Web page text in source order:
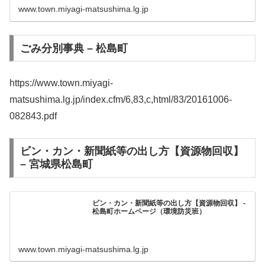
www.town.miyagi-matsushima.lg.jp
ごみ分別事典 – 松島町
https://www.town.miyagi-
matsushima.lg.jp/index.cfm/6,83,c,html/83/20161006-
082843.pdf
ビン・カン・新聞紙等の出し方【資源物回収】
– 宮城県松島町
ビン・カン・新聞紙等の出し方【資源物回収】 -
松島町ホームページ（環境防災班）
www.town.miyagi-matsushima.lg.jp